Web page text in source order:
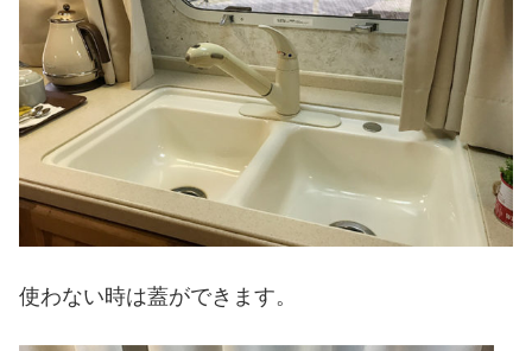
使わない時は蓋ができます。